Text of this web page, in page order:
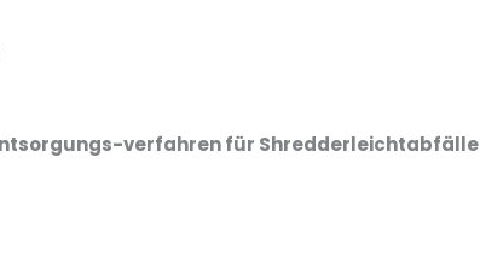
verfahren für Shredderleichtabfälle